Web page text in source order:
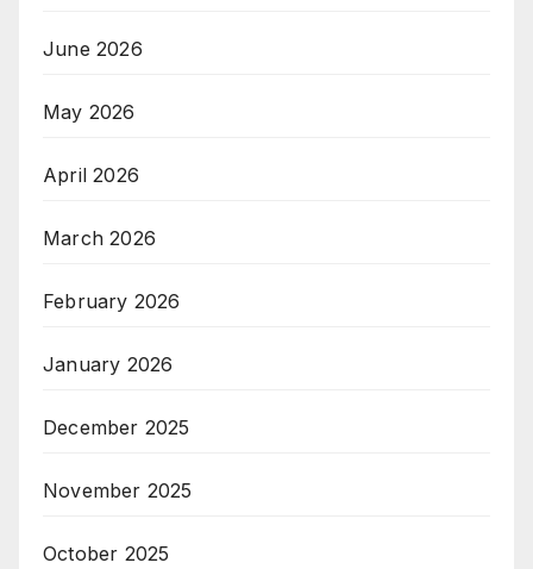
June 2026
May 2026
April 2026
March 2026
February 2026
January 2026
December 2025
November 2025
October 2025